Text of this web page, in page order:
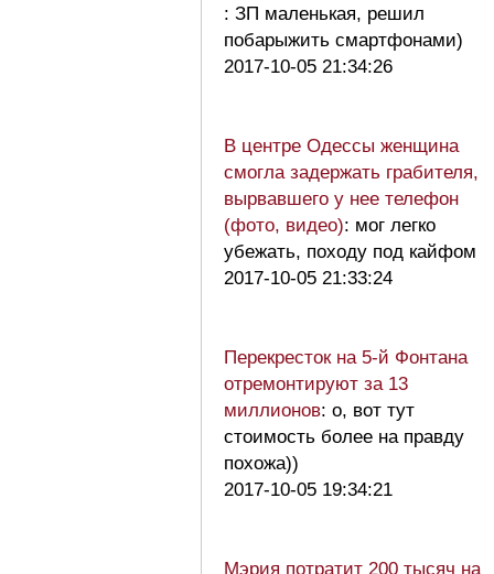
: ЗП маленькая, решил
побарыжить смартфонами)
2017-10-05 21:34:26
В центре Одессы женщина
смогла задержать грабителя,
вырвавшего у нее телефон
(фото, видео): мог легко
убежать, походу под кайфом
2017-10-05 21:33:24
Перекресток на 5-й Фонтана
отремонтируют за 13
миллионов: о, вот тут
стоимость более на правду
похожа))
2017-10-05 19:34:21
Мэрия потратит 200 тысяч на